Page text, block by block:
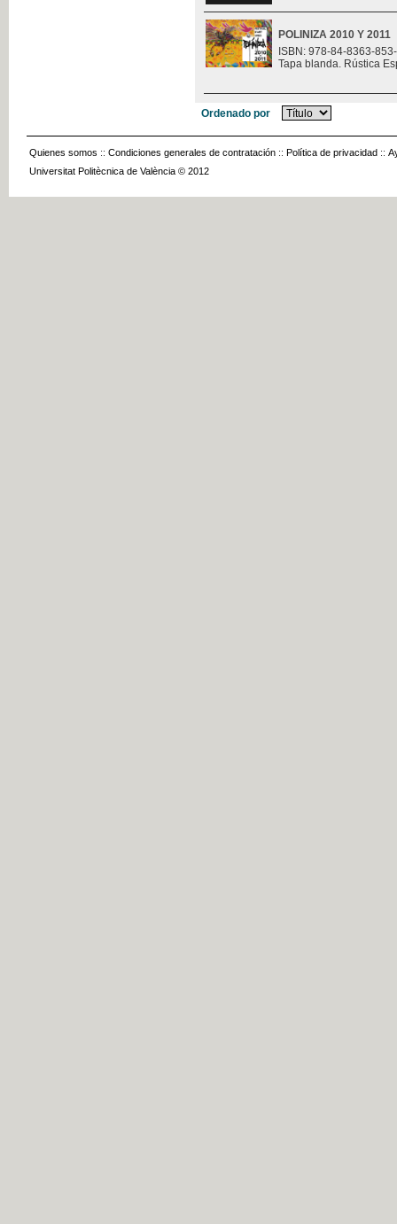
POLINIZA 2010 Y 2011
ISBN: 978-84-8363-
Tapa blanda. Rústica
Ordenado por
Quienes somos :: Condiciones generales de contratación :: Política de privacidad ::
Universitat Politècnica de València © 2012